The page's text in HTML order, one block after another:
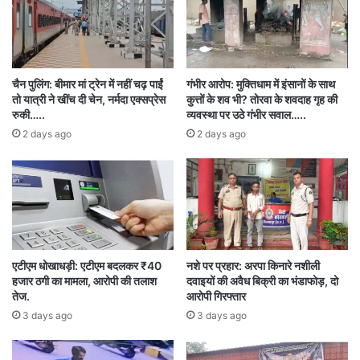
उल्लेखनीय है कि छत्तीसगढ़ राज्य मे संयुक्त वन प्रबंधन
कार्यक्रम ने स्थानीय समुदायों को और अधिक सशक्त बनाया
है। गुरु घासीदास, कांगेर घाटी और इंद्रावती जैसे राष्ट्रीय
उद्यानों के साथ, छत्तीसगढ़ में प्रकृति आधारित पर्यटन के
लिए असीम संभावनाएं हैं। स्थानीय निवासियों को जंगल
सफारी, नेचर ट्रेल्स और इको-कैंपिंग जैसी सुविधाओं के
प्रबंधन में सक्रिय रूप से शामिल किया जा रहा है, जिससे न
केवल सामाजिक-आर्थिक विकास को बढ़ावा मिला है, बल्कि
पर्यावरण संरक्षण के प्रयासों को भी सशक्त किया गया है।
छत्तीसगढ़ का 44 प्रतिशत भू-भाग वन क्षेत्र से आच्छादित
है। यह राज्य की ग्रामीण अर्थव्यवस्था के लिए एक मजबूत
आधार हैं और लाखों लोगों की आजीविका में महत्वपूर्ण भूमिका
चैन पुलिंग: बीमार मां ट्रेन में नहीं चढ़ पाईं
तो यात्री ने खींच दी चेन, नर्मदा एक्सप्रेस
रुकी…..
2 days ago
गंभीर आरोप: मुक्तिधाम में इंसानों के साथ
कुत्तों के शव भी? तोरवा के शवदाह गृह की
व्यवस्था पर उठे गंभीर सवाल…..
2 days ago
एटीएम धोखाधड़ी: एटीएम बदलकर ₹40
हजार ठगी का मामला, आरोपी की तलाश
तेज.
3 days ago
नशे पर प्रहार: अरपा किनारे नशीली
दवाइयों की अवैध बिक्री का भंडाफोड़, दो
आरोपी गिरफ्तार
3 days ago